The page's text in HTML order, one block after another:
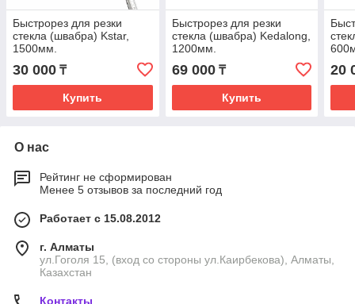
Быстрорез для резки
стекла (швабра) Kstar,
1500мм.
30 000 ₸
Купить
Быстрорез для резки
стекла (швабра) Kedalong,
1200мм.
69 000₸
Купить
20
О нас
Рейтинг не сформирован
Менее 5 отзывов за последний год
Работает с 15.08.2012
г. Алматы
ул.Гоголя 15, (вход со стороны ул.Каирбекова), Алматы,
Казахстан
Контакты